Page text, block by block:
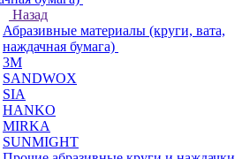
Назад
Абразивные материалы (круги, вата,
наждачная бумага)
3М
SANDWOX
SIA
HANKO
MIRKA
SUNMIGHT